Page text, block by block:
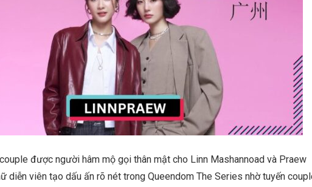
được người hâm mộ gọi thân mật cho Linn Mashannoad và Praew
diễn viên tạo dấu ấn rõ nét trong Queendom The Series nhờ tuyến